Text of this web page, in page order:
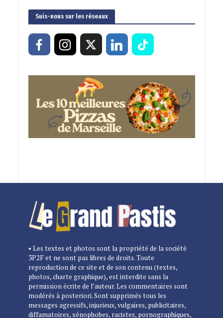
Suis-nous sur les réseaux
• Les textes et photos sont la propriété de la société
3P2F et ne sont pas libres de droits. Toute
reproduction de ce site et de son contenu (textes,
photos, charte graphique), est interdite sans la
permission écrite de l’auteur. Les commentaires sont
modérés à posteriori. Sont supprimés tous les
messages agressifs, injurieux, vulgaires, publicitaires,
diffamatoires, xénophobes, racistes, pornographiques,